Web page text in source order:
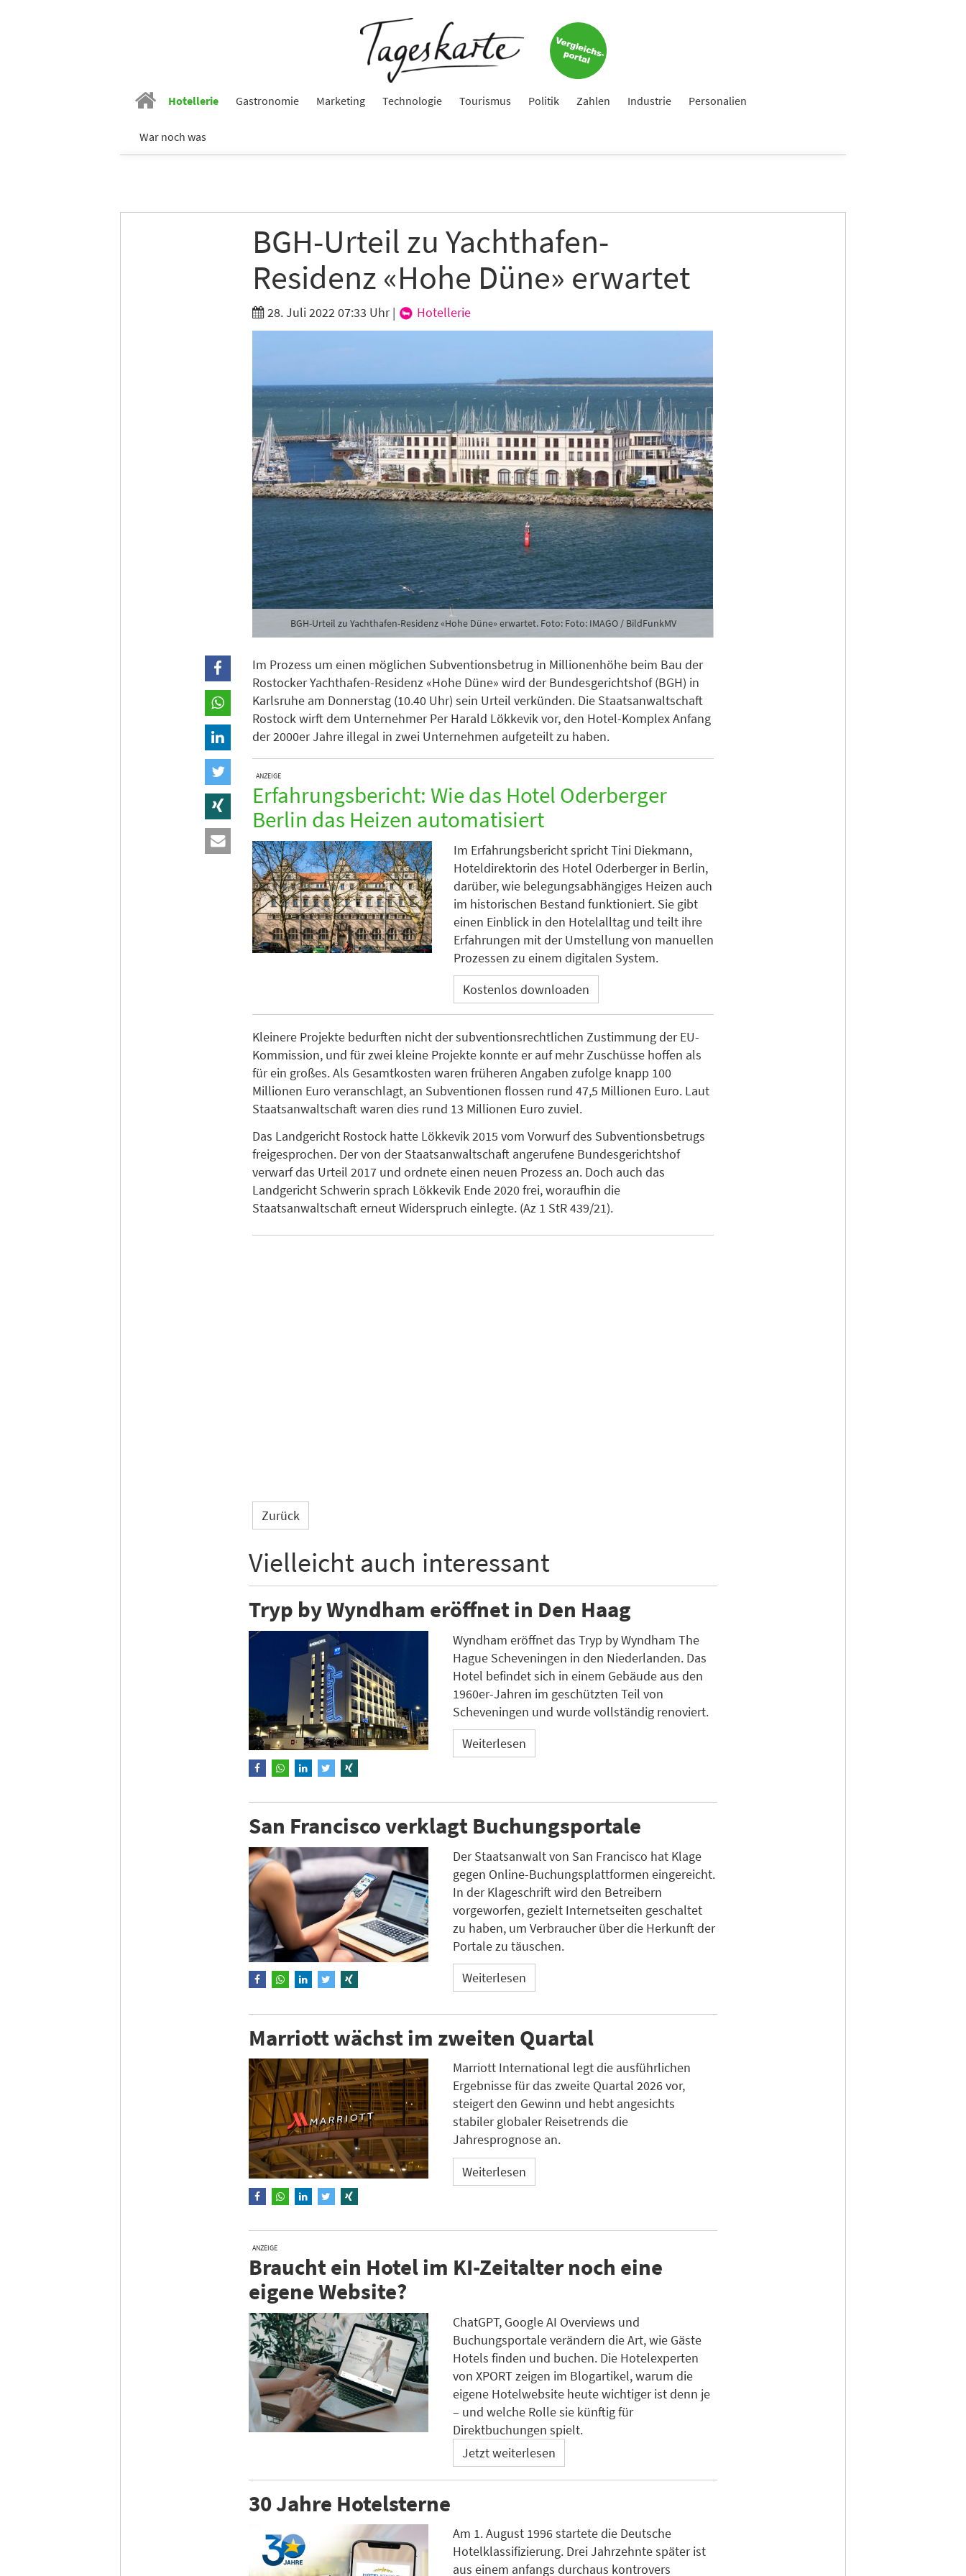
Hotellerie Gastronomie Marketing Technologie Tourismus Politik Zahlen Industrie Personalien
War noch was
BGH-Urteil zu Yachthafen-
Residenz «Hohe Düne» erwartet
28. Juli 2022 07:33 Uhr| Hotellerie
BGH-Urteil zu Yachthafen-Residenz «Hohe Düne» erwartet. Foto: Foto: IMAGO / BildFunkMV
Im Prozess um einen möglichen Subventionsbetrug in Millionenhöhe beim Bau der
Rostocker Yachthafen-Residenz «Hohe Düne» wird der Bundesgerichtshof (BGH) in
Karlsruhe am Donnerstag (10.40 Uhr) sein Urteil verkünden. Die Staatsanwaltschaft
Rostock wirft dem Unternehmer Per Harald Lökkevik vor, den Hotel-Komplex Anfang
der 2000er Jahre illegal in zwei Unternehmen aufgeteilt zu haben.
ANZEIGE
Erfahrungsbericht: Wie das Hotel Oderberger
Berlin das Heizen automatisiert
Im Erfahrungsbericht spricht Tini Diekmann,
Hoteldirektorin des Hotel Oderberger in Berlin,
darüber, wie belegungsabhängiges Heizen auch
im historischen Bestand funktioniert. Sie gibt
einen Einblick in den Hotelalltag und teilt ihre
Erfahrungen mit der Umstellung von manuellen
Prozessen zu einem digitalen System.
Kostenlos downloaden
Kleinere Projekte bedurften nicht der subventionsrechtlichen Zustimmung der EU-
Kommission, und für zwei kleine Projekte konnte er auf mehr Zuschüsse hoffen als
für ein großes. Als Gesamtkosten waren früheren Angaben zufolge knapp 100
Millionen Euro veranschlagt, an Subventionen flossen rund 47,5 Millionen Euro. Laut
Staatsanwaltschaft waren dies rund 13 Millionen Euro zuviel.
Das Landgericht Rostock hatte Lökkevik 2015 vom Vorwurf des Subventionsbetrugs
freigesprochen. Der von der Staatsanwaltschaft angerufene Bundesgerichtshof
verwarf das Urteil 2017 und ordnete einen neuen Prozess an. Doch auch das
Landgericht Schwerin sprach Lökkevik Ende 2020 frei, woraufhin die
Staatsanwaltschaft erneut Widerspruch einlegte. (Az 1 StR 439/21).
Zurück
Vielleicht auch interessant
Tryp by Wyndham eröffnet in Den Haag
Wyndham eröffnet das Tryp by Wyndham The
Hague Scheveningen in den Niederlanden. Das
Hotel befindet sich in einem Gebäude aus den
1960er-Jahren im geschützten Teil von
Scheveningen und wurde vollständig renoviert.
Weiterlesen
San Francisco verklagt Buchungsportale
Der Staatsanwalt von San Francisco hat Klage
gegen Online-Buchungsplattformen eingereicht.
In der Klageschrift wird den Betreibern
vorgeworfen, gezielt Internetseiten geschaltet
zu haben, um Verbraucher über die Herkunft der
Portale zu täuschen.
Weiterlesen
Marriott wächst im zweiten Quartal
Marriott International legt die ausführlichen
Ergebnisse für das zweite Quartal 2026 vor,
steigert den Gewinn und hebt angesichts
stabiler globaler Reisetrends die
Jahresprognose an.
Weiterlesen
ANZEIGE
Braucht ein Hotel im KI-Zeitalter noch eine
eigene Website?
ChatGPT, Google AI Overviews und
Buchungsportale verändern die Art, wie Gäste
Hotels finden und buchen. Die Hotelexperten
von XPORT zeigen im Blogartikel, warum die
eigene Hotelwebsite heute wichtiger ist denn je
– und welche Rolle sie künftig für
Direktbuchungen spielt.
Jetzt weiterlesen
30 Jahre Hotelsterne
Am 1. August 1996 startete die Deutsche
Hotelklassifizierung. Drei Jahrzehnte später ist
aus einem anfangs durchaus kontrovers